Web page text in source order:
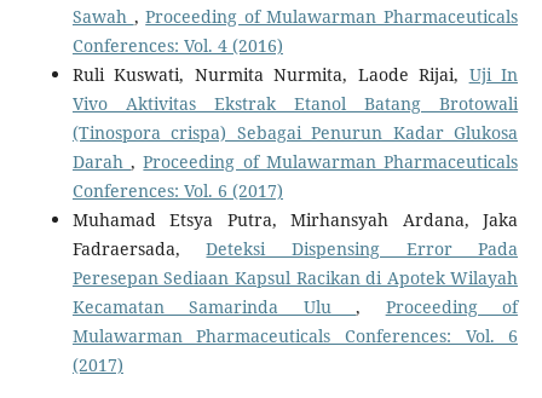
Sawah ,Proceeding of Mulawarman Pharmaceuticals
Conferences: Vol. 4 (2016)
Ruli Kuswati, Nurmita Nurmita, Laode Rijai, Uji In
Vivo Aktivitas Ekstrak Etanol Batang Brotowali
(Tinospora crispa) Sebagai Penurun Kadar Glukosa
Darah,Proceeding of Mulawarman Pharmaceuticals
Conferences: Vol. 6 (2017)
Muhamad Etsya Putra, Mirhansyah Ardana, Jaka
Fadraersada,Deteksi Dispensing Error Pada
Peresepan Sediaan Kapsul Racikan di Apotek Wilayah
Kecamatan Samarinda Ulu, Proceeding of
Mulawarman Pharmaceuticals Conferences: Vol. 6
(2017)